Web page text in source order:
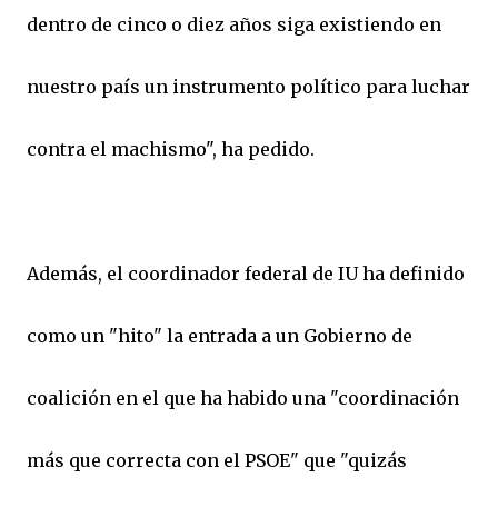
dentro de cinco o diez años siga existiendo en
nuestro país un instrumento político para luchar
contra el machismo", ha pedido.
Además, el coordinador federal de IU ha definido
como un "hito" la entrada a un Gobierno de
coalición en el que ha habido una "coordinación
más que correcta con el PSOE" que "quizás